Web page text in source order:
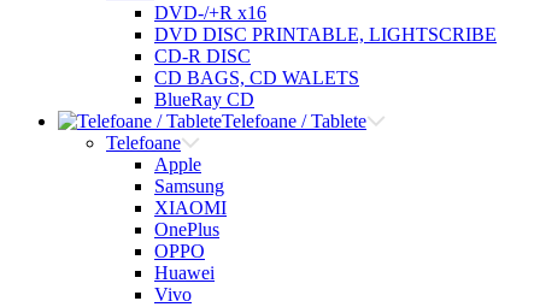
DVD-/+R x16
DVD DISC PRINTABLE, LIGHTSCRIBE
CD-R DISC
CD BAGS, CD WALETS
BlueRay CD
Telefoane / Tablete
Telefoane
Apple
Samsung
XIAOMI
OnePlus
OPPO
Huawei
Vivo